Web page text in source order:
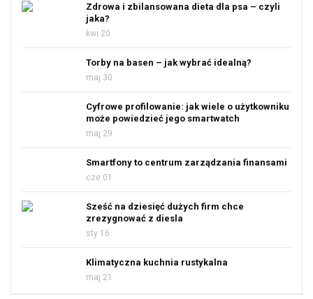
Zdrowa i zbilansowana dieta dla psa – czyli
jaka?
kwi 20
Torby na basen – jak wybrać idealną?
maj 30
Cyfrowe profilowanie: jak wiele o użytkowniku
może powiedzieć jego smartwatch
maj 29
Smartfony to centrum zarządzania finansami
cze 01
Sześć na dziesięć dużych firm chce
zrezygnować z diesla
sty 16
Klimatyczna kuchnia rustykalna
maj 21